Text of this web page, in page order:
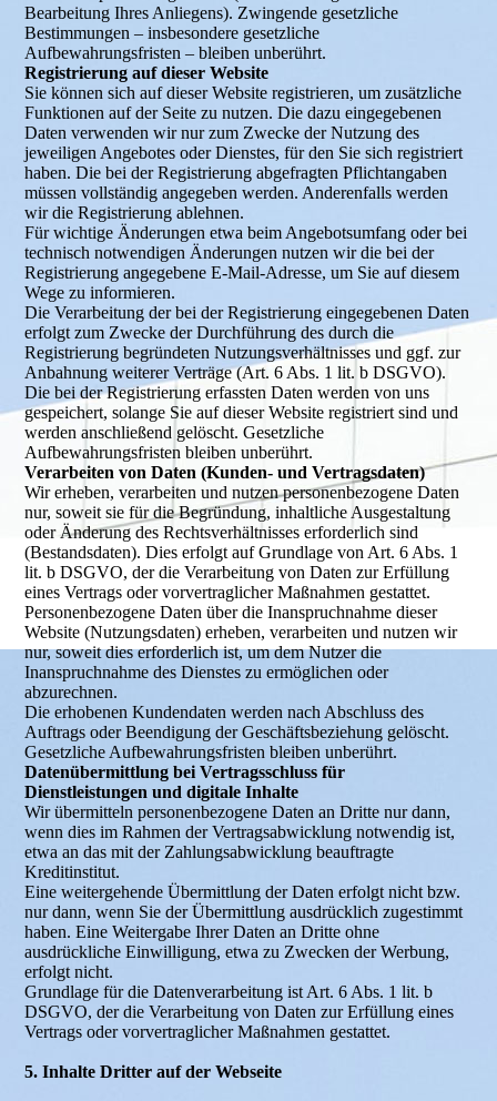
Bearbeitung Ihres Anliegens). Zwingende gesetzliche
Bestimmungen – insbesondere gesetzliche
Aufbewahrungsfristen – bleiben unberührt.
Registrierung auf dieser Website
Sie können sich auf dieser Website registrieren, um zusätzliche
Funktionen auf der Seite zu nutzen. Die dazu eingegebenen
Daten verwenden wir nur zum Zwecke der Nutzung des
jeweiligen Angebotes oder Dienstes, für den Sie sich registriert
haben. Die bei der Registrierung abgefragten Pflichtangaben
müssen vollständig angegeben werden. Anderenfalls werden
wir die Registrierung ablehnen.
Für wichtige Änderungen etwa beim Angebotsumfang oder bei
technisch notwendigen Änderungen nutzen wir die bei der
Registrierung angegebene E-Mail-Adresse, um Sie auf diesem
Wege zu informieren.
Die Verarbeitung der bei der Registrierung eingegebenen Daten
erfolgt zum Zwecke der Durchführung des durch die
Registrierung begründeten Nutzungsverhältnisses und ggf. zur
Anbahnung weiterer Verträge (Art. 6 Abs. 1 lit. b DSGVO).
Die bei der Registrierung erfassten Daten werden von uns
gespeichert, solange Sie auf dieser Website registriert sind und
werden anschließend gelöscht. Gesetzliche
Aufbewahrungsfristen bleiben unberührt.
Verarbeiten von Daten (Kunden- und Vertragsdaten)
Wir erheben, verarbeiten und nutzen personenbezogene Daten
nur, soweit sie für die Begründung, inhaltliche Ausgestaltung
oder Änderung des Rechtsverhältnisses erforderlich sind
(Bestandsdaten). Dies erfolgt auf Grundlage von Art. 6 Abs. 1
lit. b DSGVO, der die Verarbeitung von Daten zur Erfüllung
eines Vertrags oder vorvertraglicher Maßnahmen gestattet.
Personenbezogene Daten über die Inanspruchnahme dieser
Website (Nutzungsdaten) erheben, verarbeiten und nutzen wir
nur, soweit dies erforderlich ist, um dem Nutzer die
Inanspruchnahme des Dienstes zu ermöglichen oder
abzurechnen.
Die erhobenen Kundendaten werden nach Abschluss des
Auftrags oder Beendigung der Geschäftsbeziehung gelöscht.
Gesetzliche Aufbewahrungsfristen bleiben unberührt.
Datenübermittlung bei Vertragsschluss für
Dienstleistungen und digitale Inhalte
Wir übermitteln personenbezogene Daten an Dritte nur dann,
wenn dies im Rahmen der Vertragsabwicklung notwendig ist,
etwa an das mit der Zahlungsabwicklung beauftragte
Kreditinstitut.
Eine weitergehende Übermittlung der Daten erfolgt nicht bzw.
nur dann, wenn Sie der Übermittlung ausdrücklich zugestimmt
haben. Eine Weitergabe Ihrer Daten an Dritte ohne
ausdrückliche Einwilligung, etwa zu Zwecken der Werbung,
erfolgt nicht.
Grundlage für die Datenverarbeitung ist Art. 6 Abs. 1 lit. b
DSGVO, der die Verarbeitung von Daten zur Erfüllung eines
Vertrags oder vorvertraglicher Maßnahmen gestattet.
5. Inhalte Dritter auf der Webseite